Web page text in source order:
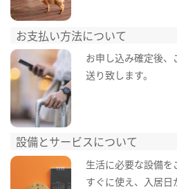
お支払い方法について
お申し込み確定後
送り致します。
設備とサービスについて
生活に必要な設備を
すぐに使え、入居日